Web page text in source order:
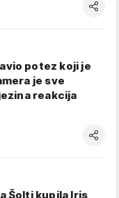
potez koji je
je sve
reakcija
Šolti kupila Iris